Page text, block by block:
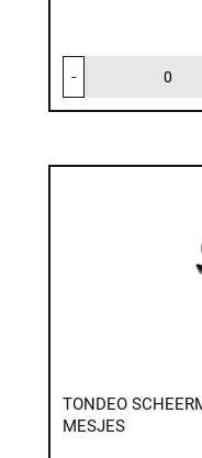
-
TONDEO
MESJES